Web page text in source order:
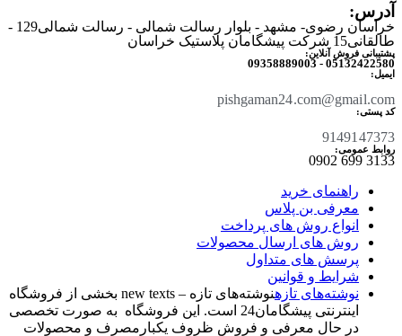
آدرس:
خراسان رضوی- مشهد - بلوار رسالت شمالی - رسالت شمالی129 -
طالقانی15 شرکت پیشگامان پلاستیک خراسان
پشتیبانی فروش آنلاین:
05132422580 - 09358889003
ایمیل:
pishgaman24.com@gmail.com
کد پستی:
9149147373
روابط عمومی:
3133 699 0902​
راهنمای خرید
معرفی بن پلاس
انواع روش های پرداخت
روش های ارسال محصولات
پرسش های متداول
شرایط و قوانین
نوشته‌های تازه
نوشته‌های تازه – new texts بخشی از فروشگاه
اینترنتی پیشگامان24 است. این فروشگاه به صورت تخصصی
در حال معرفی و فروش ظروف یکبارمصرف و محصولات